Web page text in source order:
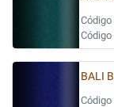
Código
BALI
Código